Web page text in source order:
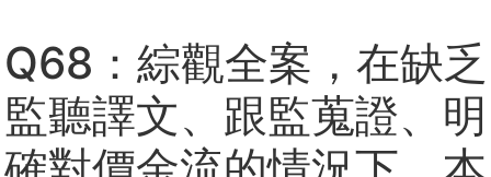
Q68：綜觀全案，在缺乏
監聽譯文、跟監蒐證、明